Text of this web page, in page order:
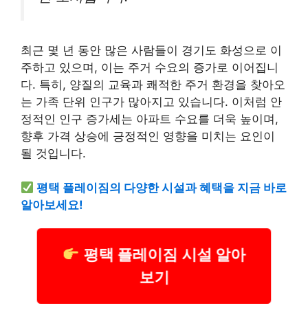
최근 몇 년 동안 많은 사람들이 경기도 화성으로 이
주하고 있으며, 이는 주거 수요의 증가로 이어집니
다. 특히, 양질의 교육과 쾌적한 주거 환경을 찾아오
는 가족 단위 인구가 많아지고 있습니다. 이처럼 안
정적인 인구 증가세는 아파트 수요를 더욱 높이며,
향후 가격 상승에 긍정적인 영향을 미치는 요인이
될 것입니다.
평택 플레이짐의 다양한 시설과 혜택을 지금 바로
알아보세요!
평택 플레이짐 시설 알아
보기